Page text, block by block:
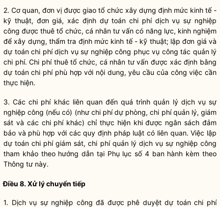
2. Cơ quan, đơn vị được giao tổ chức xây dựng định mức kinh tế -
kỹ thuật, đơn giá, xác định dự toánchi phídịch vụ sự nghiệp
công được thuê tổ chức, cá nhân tư vấn có năng lực, kinh nghiệm
để xây dựng, thẩm tra định mức kinh tế - kỹ thuật; lập đơn giá và
dự toán chi phídịch vụ sự nghiệp công phục vụ công tác quản lý
chi phí.Chi phíthuê tổ chức, cá nhân tư vấn được xác định bằng
dự toánchi phíphù hợp với nội dung, yêu cầu của công việc cần
thực hiện.
3. Cácchi phíkhác liên quan đến quá trình quản lý dịch vụ sự
nghiệp công (nếu có) (như chi phídự phòng,chi phíquản lý, giám
sát và các chi phíkhác) chỉ thực hiện khi được ngân sách đảm
bảo và phù hợp với các quy định pháp luật có liên quan. Việc lập
dự toánchi phígiám sát,chi phíquản lý dịch vụ sự nghiệp công
tham khảo theo hướng dẫn tại Phụ lục số 4 ban hành kèm theo
Thông tư này.
Điều 8. Xử lý chuyển tiếp
1. Dịch vụ sự nghiệp công đã được phê duyệt dự toánchi phí